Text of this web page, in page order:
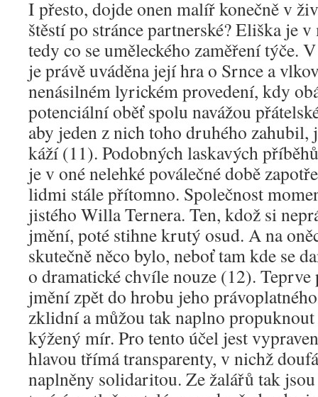
I přesto, dojde onen malíř konečně v
štěstí po stránce partnerské? Eliška je
tedy co se uměleckého zaměření týče.
je právě uváděna její hra o Srnce a
nenásilném lyrickém provedení, kdy
potenciální oběť spolu navážou
aby jeden z nich toho druhého
káží (11). Podobných laskavých
je v oné nelehké poválečné době
lidmi stále přítomno. Společnost
jistého Willa Ternera. Ten, kdož si
jmění, poté stihne krutý osud. A na
skutečně něco bylo, neboť tam kde se
o dramatické chvíle nouze (12). Teprve
jmění zpět do hrobu jeho
zklidní a můžou tak naplno
kýžený mír. Pro tento účel jest
hlavou třímá transparenty, v nichž
naplněny solidaritou. Ze žalářů tak